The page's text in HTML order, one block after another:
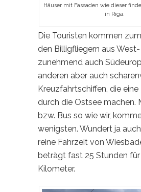
Häuser mit Fassaden wie dieser
in Riga.
Die Touristen kommen
den Billigfliegern aus
zunehmend auch
anderen aber auch
Kreuzfahrtschiffen, die
durch die Ostsee machen.
bzw. Bus so wie wir,
wenigsten. Wundert ja
reine Fahrzeit von
beträgt fast 25 Stunden für
Kilometer.